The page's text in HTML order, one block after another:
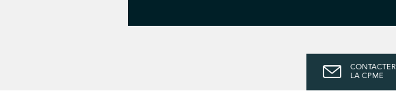
CONTACTER
LA CPME